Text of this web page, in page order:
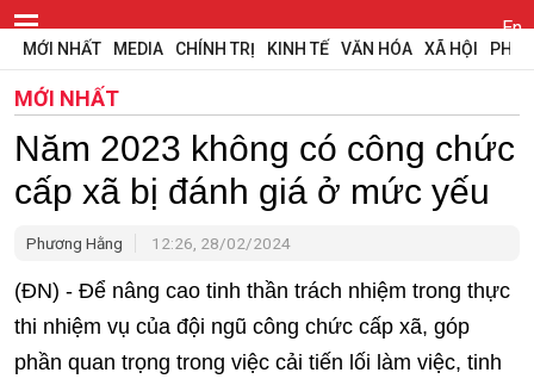
En
MỚI NHẤT MEDIA CHÍNH TRỊ KINH TẾ VĂN HÓA XÃ HỘI
MỚI NHẤT
Năm 2023 không có công chức
cấp xã bị đánh giá ở mức yếu
Phương Hằng 12:26, 28/02/2024
(ĐN) - Để nâng cao tinh thần trách nhiệm trong thực
thi nhiệm vụ của đội ngũ công chức cấp xã, góp
phần quan trọng trong việc cải tiến lối làm việc, tinh